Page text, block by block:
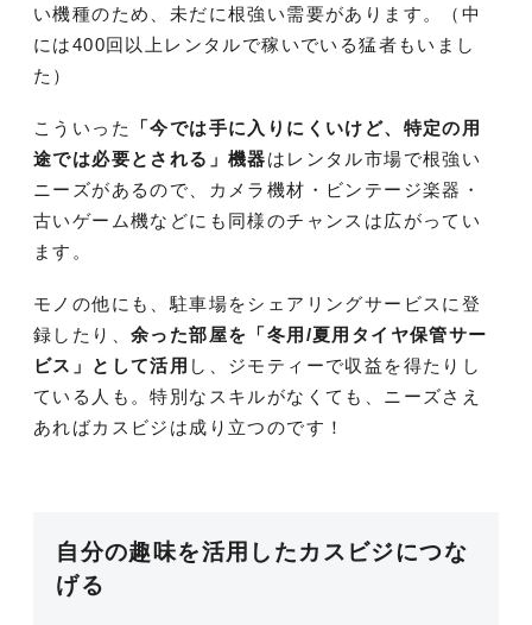
い機種のため、未だに根強い需要があります。（中
には400回以上レンタルで稼いでいる猛者もいまし
た）
こういった
「今では手に入りにくいけど、特定の用
途では必要とされる」機器はレンタル市場で根強い
ニーズがあるので、カメラ機材・ビンテージ楽器・
古いゲーム機などにも同様のチャンスは広がってい
ます。
モノの他にも、駐車場をシェアリングサービスに登
録したり、 余った部屋を「冬用/夏用タイヤ保管サー
ビス」として活用 し、ジモティーで収益を得たりし
ている人も。特別なスキルがなくても、ニーズさえ
あればカスビジは成り立つのです！
自分の趣味を活用したカスビジにつな
げる